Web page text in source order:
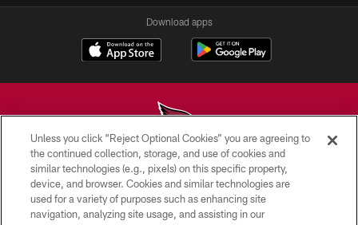
Download apps
© 2026 ARIZONA CARDINALS. ALL RIGHTS RESERVED.
CONTACT US
Unless you click “Reject Optional Cookies” you are agreeing to
the continued collection, storage, and use of cookies and
similar technologies (e.g., pixels) on this specific property,
device, and browser. Cookies and similar technologies are
used for a variety of purposes such as enhancing site
navigation, analyzing site usage, and assisting in our